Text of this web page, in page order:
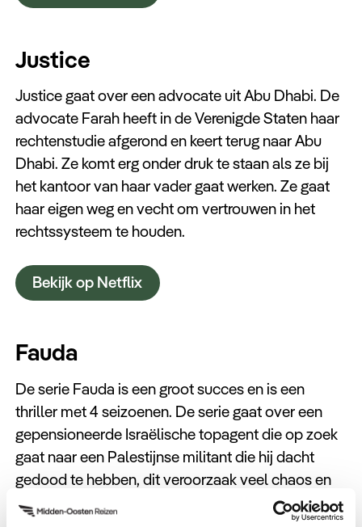
Justice
Justice gaat over een advocate uit Abu Dhabi. De
advocate Farah heeft in de Verenigde Staten haar
rechtenstudie afgerond en keert terug naar Abu
Dhabi. Ze komt erg onder druk te staan als ze bij
het kantoor van haar vader gaat werken. Ze gaat
haar eigen weg en vecht om vertrouwen in het
rechtssysteem te houden.
Bekijk op Netflix
Fauda
De serie Fauda is een groot succes en is een
thriller met 4 seizoenen. De serie gaat over een
gepensioneerde Israëlische topagent die op zoek
gaat naar een Palestijnse militant die hij dacht
gedood te hebben, dit veroorzaak veel chaos en
drama. Het is een spannende serie die je het liefst